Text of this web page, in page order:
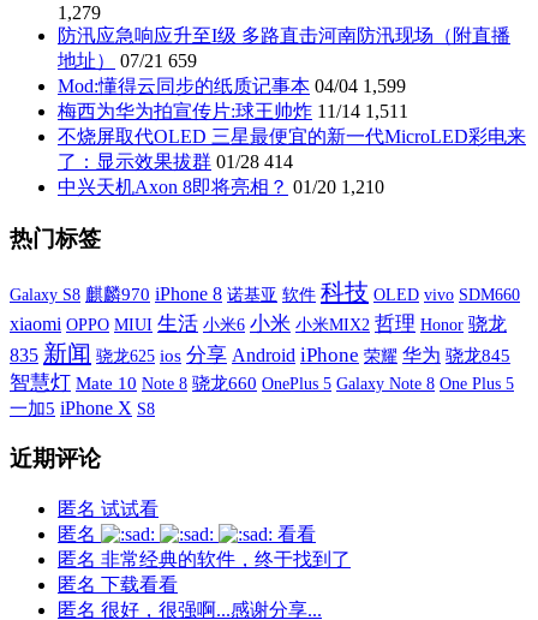
1,279
防汛应急响应升至I级 多路直击河南防汛现场（附直播
地址）
07/21 659
Mod:懂得云同步的纸质记事本 04/04 1,599
梅西为华为拍宣传片:球王帅炸 11/14 1,511
不烧屏取代OLED 三星最便宜的新一代MicroLED彩电来
了：显示效果拔群 01/28 414
中兴天机Axon 8即将亮相？ 01/20 1,210
热门标签
Galaxy S8 麒麟970 iPhone 8 诺基亚 软件 科技 OLED vivo SDM660
xiaomi OPPO MIUI 生活 小米6 小米 小米MIX2 哲理 Honor 骁龙
835 新闻 骁龙625 ios 分享 Android iPhone 荣耀 华为 骁龙845
智慧灯 Mate 10 Note 8 骁龙660 OnePlus 5 Galaxy Note 8 One Plus 5
一加5 iPhone X S8
近期评论
匿名 试试看
匿名
看看
匿名 非常经典的软件，终于找到了
匿名 下载看看
匿名 很好，很强啊...感谢分享...